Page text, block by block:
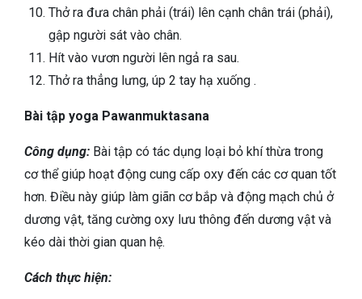
Thở ra đưa chân phải (trái) lên cạnh chân trái (phải),
gập người sát vào chân.
Hít vào vươn người lên ngả ra sau.
Thở ra thẳng lưng, úp 2 tay hạ xuống .
Bài tập yoga Pawanmuktasana
Công dụng: Bài tập có tác dụng loại bỏ khí thừa trong
cơ thể giúp hoạt động cung cấp oxy đến các cơ quan tốt
hơn. Điều này giúp làm giãn cơ bắp và động mạch chủ ở
dương vật, tăng cường oxy lưu thông đến dương vật và
kéo dài thời gian quan hệ.
Cách thực hiện: